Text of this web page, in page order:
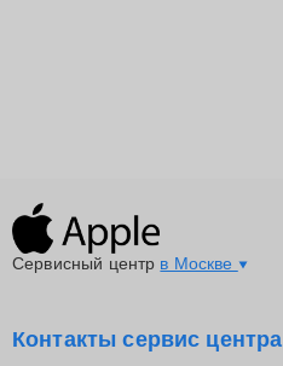
Сервисный центр в Москве
Контакты сервис центра